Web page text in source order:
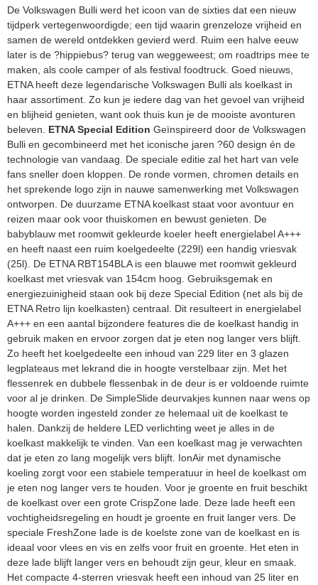
De Volkswagen Bulli werd het icoon van de sixties dat een nieuw
tijdperk vertegenwoordigde; een tijd waarin grenzeloze vrijheid en
samen de wereld ontdekken gevierd werd. Ruim een halve eeuw
later is de ?hippiebus? terug van weggeweest; om roadtrips mee te
maken, als coole camper of als festival foodtruck. Goed nieuws,
ETNA heeft deze legendarische Volkswagen Bulli als koelkast in
haar assortiment. Zo kun je iedere dag van het gevoel van vrijheid
en blijheid genieten, want ook thuis kun je de mooiste avonturen
beleven. ETNA Special Edition Geïnspireerd door de Volkswagen
Bulli en gecombineerd met het iconische jaren ?60 design én de
technologie van vandaag. De speciale editie zal het hart van vele
fans sneller doen kloppen. De ronde vormen, chromen details en
het sprekende logo zijn in nauwe samenwerking met Volkswagen
ontworpen. De duurzame ETNA koelkast staat voor avontuur en
reizen maar ook voor thuiskomen en bewust genieten. De
babyblauw met roomwit gekleurde koeler heeft energielabel A+++
en heeft naast een ruim koelgedeelte (229l) een handig vriesvak
(25l). De ETNA RBT154BLA is een blauwe met roomwit gekleurd
koelkast met vriesvak van 154cm hoog. Gebruiksgemak en
energiezuinigheid staan ook bij deze Special Edition (net als bij de
ETNA Retro lijn koelkasten) centraal. Dit resulteert in energielabel
A+++ en een aantal bijzondere features die de koelkast handig in
gebruik maken en ervoor zorgen dat je eten nog langer vers blijft.
Zo heeft het koelgedeelte een inhoud van 229 liter en 3 glazen
legplateaus met lekrand die in hoogte verstelbaar zijn. Met het
flessenrek en dubbele flessenbak in de deur is er voldoende ruimte
voor al je drinken. De SimpleSlide deurvakjes kunnen naar wens op
hoogte worden ingesteld zonder ze helemaal uit de koelkast te
halen. Dankzij de heldere LED verlichting weet je alles in de
koelkast makkelijk te vinden. Van een koelkast mag je verwachten
dat je eten zo lang mogelijk vers blijft. IonAir met dynamische
koeling zorgt voor een stabiele temperatuur in heel de koelkast om
je eten nog langer vers te houden. Voor je groente en fruit beschikt
de koelkast over een grote CrispZone lade. Deze lade heeft een
vochtigheidsregeling en houdt je groente en fruit langer vers. De
speciale FreshZone lade is de koelste zone van de koelkast en is
ideaal voor vlees en vis en zelfs voor fruit en groente. Het eten in
deze lade blijft langer vers en behoudt zijn geur, kleur en smaak.
Het compacte 4-sterren vriesvak heeft een inhoud van 25 liter en